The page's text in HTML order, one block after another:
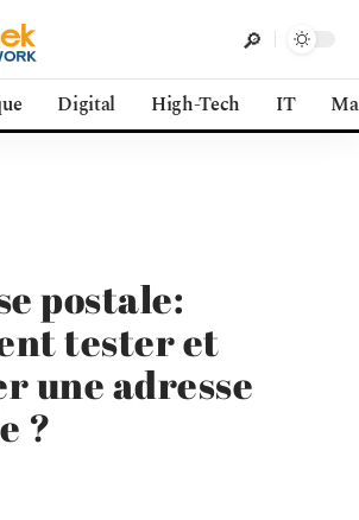
Digital High-Tech IT
postale:
tester et
une adresse
?